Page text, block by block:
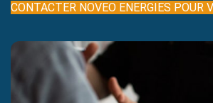
CONTACTER NOVEO ENERGIES POUR